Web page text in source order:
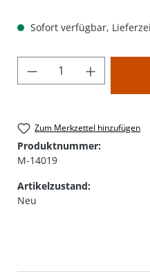
Sofort verfügbar,
Produkt Anzahl:
Zum Merkzettel hinzufügen
Produktnummer:
M-14019
Artikelzustand:
Neu